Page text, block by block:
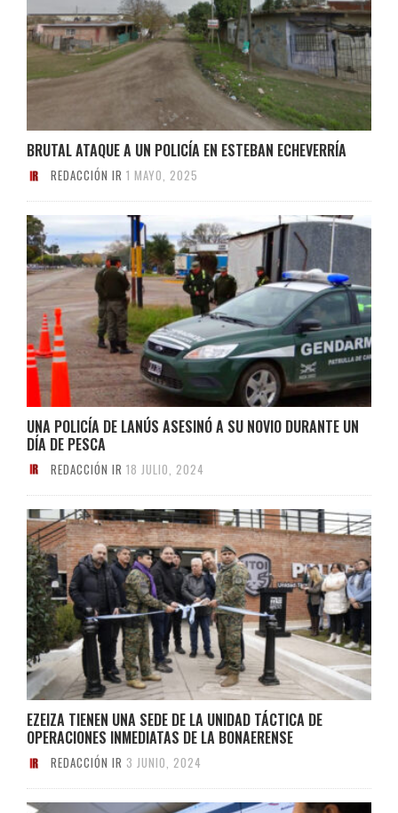
BRUTAL ATAQUE A UN POLICÍA EN ESTEBAN ECHEVERRÍA
REDACCIÓN IR 1 MAYO, 2025
UNA POLICÍA DE LANÚS ASESINÓ A SU NOVIO DURANTE UN
DÍA DE PESCA
REDACCIÓN IR 18 JULIO, 2024
EZEIZA TIENEN UNA SEDE DE LA UNIDAD TÁCTICA DE
OPERACIONES INMEDIATAS DE LA BONAERENSE
REDACCIÓN IR 3 JUNIO, 2024